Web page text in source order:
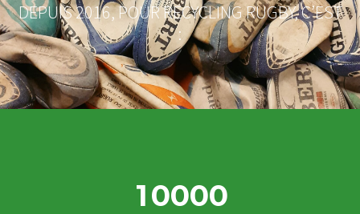
DEPUIS 2016, POUR RECYCLING RUGBY, C’EST
:​
10000